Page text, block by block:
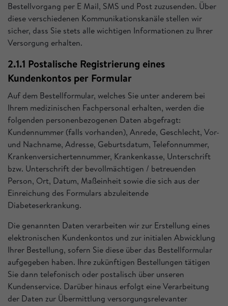
Bestellvorgang per E Mail, SMS und Post zuzusenden. Über
diese verschiedenen Kommunikationskanäle stellen wir
sicher, dass Sie stets alle wichtigen Informationen zu Ihrer
Versorgung erhalten.
2.1.1 Postalische Registrierung eines
Kundenkontos per Formular
Auf dem Bestellformular, welches Sie unter anderem bei
Ihrem medizinischen Fachpersonal erhalten, werden die
folgenden personenbezogenen Daten abgefragt:
Kundennummer (falls vorhanden), Anrede, Geschlecht, Vor-
und Nachname, Adresse, Geburtsdatum, Telefonnummer,
Krankenversichertennummer, Krankenkasse, Unterschrift
bzw. Unterschrift der bevollmächtigen / betreuenden
Person, Ort, Datum, Maßeinheit sowie die sich aus der
Einreichung des Formulars abzuleitende
Diabeteserkrankung.
Die genannten Daten verarbeiten wir zur Erstellung eines
elektronischen Kundenkontos und zur initialen Abwicklung
Ihrer Bestellung, sofern Sie diese über das Bestellformular
aufgegeben haben. Ihre zukünftigen Bestellungen tätigen
Sie dann telefonisch oder postalisch über unseren
Kundenservice. Darüber hinaus erfolgt eine Verarbeitung
der Daten zur Übermittlung versorgungsrelevanter